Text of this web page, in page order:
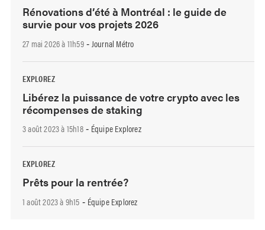
Rénovations d’été à Montréal : le guide de
survie pour vos projets 2026
27 mai 2026 à 11h59- Journal Métro
EXPLOREZ
Libérez la puissance de votre crypto avec les
récompenses de staking
3 août 2023 à 15h18- Équipe Explorez
EXPLOREZ
Prêts pour la rentrée?
1 août 2023 à 9h15 - Équipe Explorez